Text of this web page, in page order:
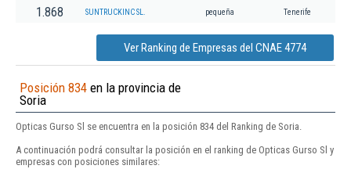
1.868 SUNTRUCKINC SL. pequeña Tenerife
Ver Ranking de Empresas del CNAE 4774
Posición 834 en la provincia de
Soria
Opticas Gurso Sl se encuentra en la posición 834 del Ranking de Soria.
A continuación podrá consultar la posición en el ranking de Opticas Gurso Sl y
empresas con posiciones similares: